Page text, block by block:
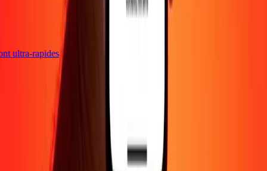
ultra-rapides
Blog
Envoyer de l'argent en
Entreprise Devenir agent
Devenir affilié